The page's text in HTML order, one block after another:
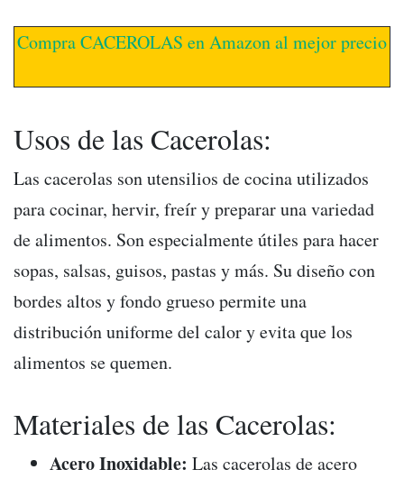
Compra CACEROLAS en Amazon al mejor precio
Usos de las Cacerolas:
Las cacerolas son utensilios de cocina utilizados
para cocinar, hervir, freír y preparar una variedad
de alimentos. Son especialmente útiles para hacer
sopas, salsas, guisos, pastas y más. Su diseño con
bordes altos y fondo grueso permite una
distribución uniforme del calor y evita que los
alimentos se quemen.
Materiales de las Cacerolas:
Acero Inoxidable: Las cacerolas de acero